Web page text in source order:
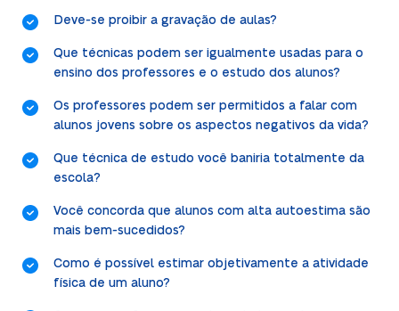
Deve-se proibir a gravação de aulas?
Que técnicas podem ser igualmente usadas para o
ensino dos professores e o estudo dos alunos?
Os professores podem ser permitidos a falar com
alunos jovens sobre os aspectos negativos da vida?
Que técnica de estudo você baniria totalmente da
escola?
Você concorda que alunos com alta autoestima são
mais bem-sucedidos?
Como é possível estimar objetivamente a atividade
física de um aluno?